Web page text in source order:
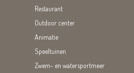
Restaurant
Outdoor center
Animatie
Speeltuinen
Zwem- en watersportmeer